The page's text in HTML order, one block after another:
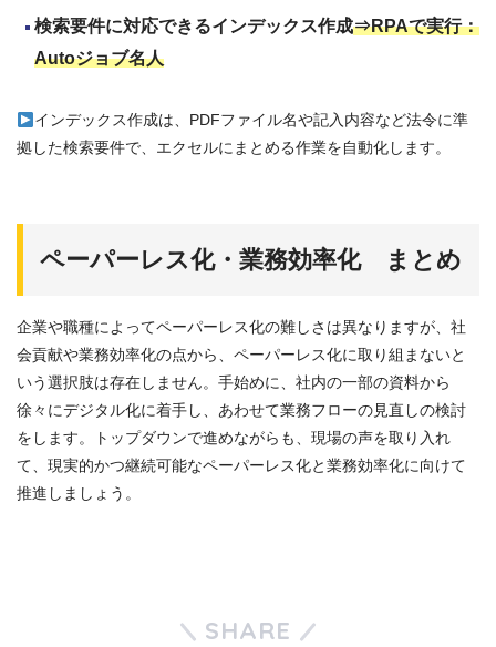
検索要件に対応できるインデックス作成⇒RPAで実行：
Autoジョブ名人
インデックス作成は、PDFファイル名や記入内容など法令に準
拠した検索要件で、エクセルにまとめる作業を自動化します。
ペーパーレス化・業務効率化 まとめ
企業や職種によってペーパーレス化の難しさは異なりますが、社
会貢献や業務効率化の点から、ペーパーレス化に取り組まないと
いう選択肢は存在しません。手始めに、社内の一部の資料から
徐々にデジタル化に着手し、あわせて業務フローの見直しの検討
をします。トップダウンで進めながらも、現場の声を取り入れ
て、現実的かつ継続可能なペーパーレス化と業務効率化に向けて
推進しましょう。
SHARE